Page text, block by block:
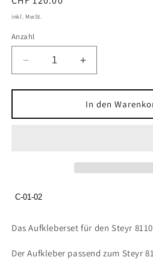
Preis
inkl. MwSt.
Anzahl
Verringere
die
Menge
Steyr
Erhöhe
die
Menge
für
Steyr
In den
C-01-02
Das Aufkleberset für den Steyr
Der Aufkleber passend zum Steyr